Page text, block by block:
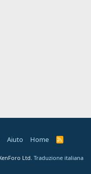
Aiuto Home
R
Ltd. Traduzione italiana